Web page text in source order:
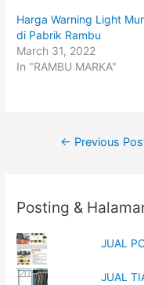
t
e
r
(
O
p
e
)
b
o
o
k
(
O
p
e
w
w
)
Harga Warning Light
di Pabrik Rambu
March 31, 2022
In "RAMBU MARKA"
Post
← Previous
Posting &
JUAL
JUAL